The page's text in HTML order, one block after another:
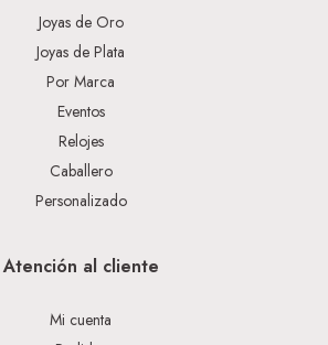
Joyas de Oro
Joyas de Plata
Por Marca
Eventos
Relojes
Caballero
Personalizado
Atención al cliente
Mi cuenta